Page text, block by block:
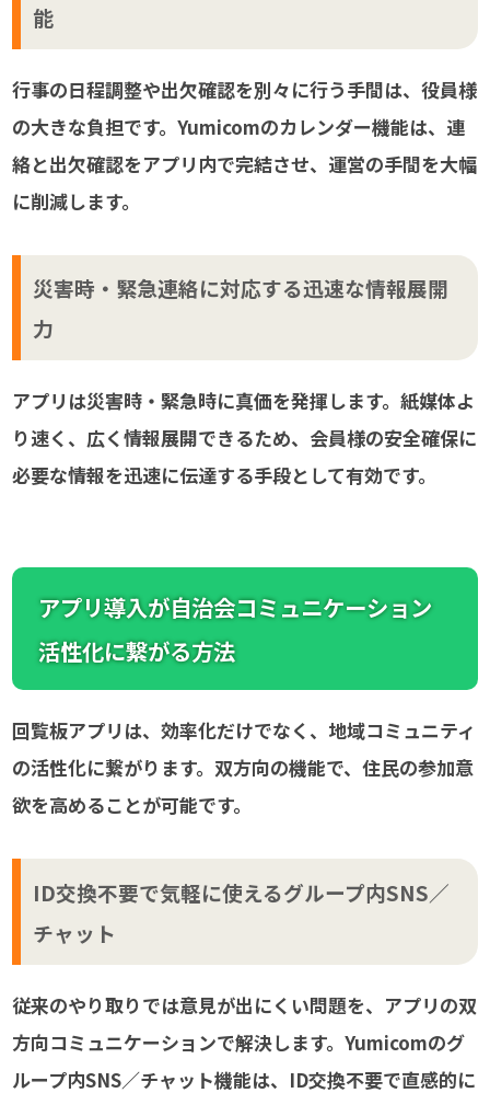
能
行事の日程調整や出欠確認を別々に行う手間は、役員様
の大きな負担です。Yumicomのカレンダー機能は、連
絡と出欠確認をアプリ内で完結させ、運営の手間を大幅
に削減します。
災害時・緊急連絡に対応する迅速な情報展開
力
アプリは災害時・緊急時に真価を発揮します。紙媒体よ
り速く、広く情報展開できるため、会員様の安全確保に
必要な情報を迅速に伝達する手段として有効です。
アプリ導入が自治会コミュニケーション
活性化に繋がる方法
回覧板アプリは、効率化だけでなく、地域コミュニティ
の活性化に繋がります。双方向の機能で、住民の参加意
欲を高めることが可能です。
ID交換不要で気軽に使えるグループ内SNS／
チャット
従来のやり取りでは意見が出にくい問題を、アプリの双
方向コミュニケーションで解決します。Yumicomのグ
ループ内SNS／チャット機能は、ID交換不要で直感的に